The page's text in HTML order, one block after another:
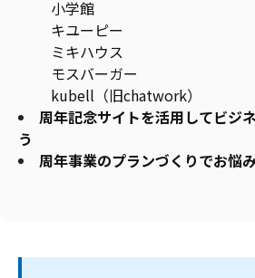
小学館
キユーピー
ミキハウス
モスバーガー
kubell（旧chatwork）
周年記念サイトを活用してビジ
う
周年事業のプランづくりでお悩